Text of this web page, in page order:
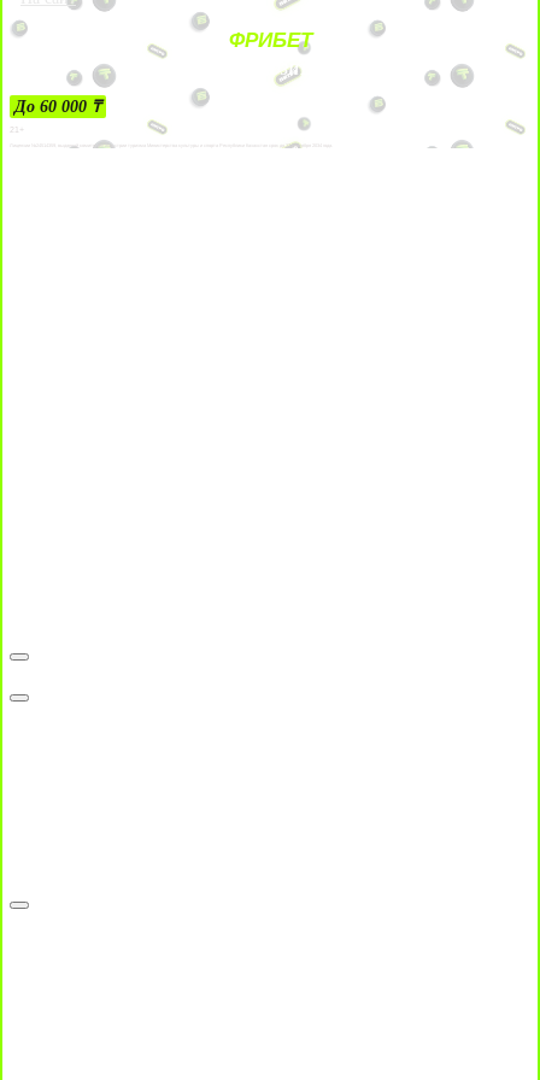
ФРИБЕТ
ЗА ДЕПОЗИТЫ
До 60 000 ₸
21+
Лицензии №24514359, выданной комитетом индустрии туризма Министерства культуры и спорта Республики Казахстан срок до 27 сентября 2034 года.